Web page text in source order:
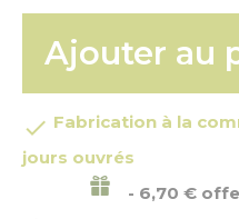
Ajouter au
 Fabrication à la
jours ouvrés
- 6,70 €